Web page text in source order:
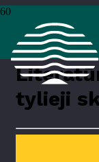
skaitymai
tylieji